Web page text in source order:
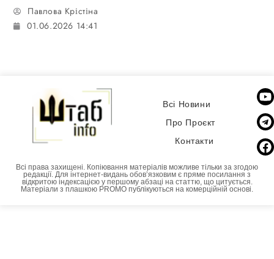
Павлова Крістіна
01.06.2026 14:41
Всі Новини
Про Проєкт
Контакти
Всі права захищені. Копіювання матеріалів можливе тільки за згодою
редакції. Для інтернет-видань обовʼязковим є пряме посилання з
відкритою індексацією у першому абзаці на статтю, що цитується.
Матеріали з плашкою PROMO публікуються на комерційній основі.